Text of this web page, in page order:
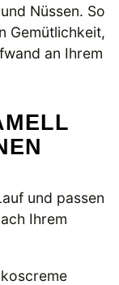
Nüssen. So
Gemütlichkeit,
an Ihrem
und passen
Ihrem